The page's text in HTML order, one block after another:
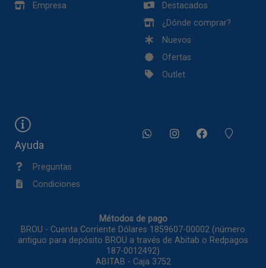
Empresa
Destacados
¿Dónde comprar?
Nuevos
Ofertas
Outlet
Ayuda
Preguntas
Condiciones
Métodos de pago
BROU - Cuenta Corriente Dólares 1859607-00002 (número
antiguo para depósito BROU a través de Abitab o Redpagos
187-0012492)
ABITAB - Caja 3752